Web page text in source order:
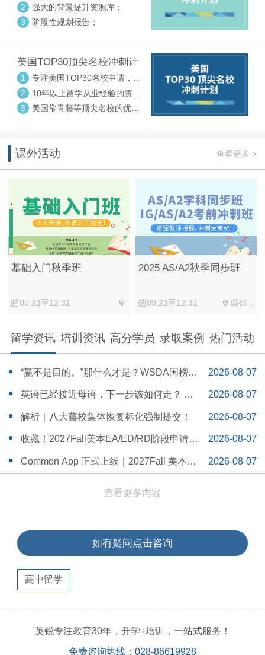
2
强大的背景提升资源库；
3
阶段性规划报告；
美国TOP30顶尖名校冲刺计
划
1
专注美国TOP30名校申请，高
度个性化指导
2
10年以上留学从业经验的资深
中方顾问
3
美国常青藤等顶尖名校的优秀
课外活动 查看更多 >
基础入门秋季班
09.23至12.31
2025 AS/A2秋季同步班
09.23至12.31 成都...
留学资讯 培训资讯 高分学员 录取案例 热门活动
“赢不是目的。”那什么才是？WSDA国榜第
一Serena给出她的回答
2026-08-07
14:55:58
英语已经接近母语，下一步该如何走？ 一
个WSDA冠军少年的成长答案
2026-08-07
14:42:48
解析｜八大藤校集体恢复标化强制提交！
2026-08-07
14:26:40
收藏！2027Fall美本EA/ED/RD阶段申请截
止日期汇总！
2026-08-07
14:20:11
Common App 正式上线｜2027Fall 美本申
2026-08-07
查看更多内容
如有疑问点击咨询
高中留学
英锐专注教育30年，升学+培训，一站式服务！
免费咨询热线：028-86619928